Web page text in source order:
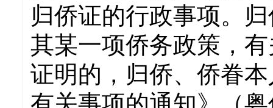
归侨证的行政事项。
其某一项侨务政策，
证明的，归侨、侨眷